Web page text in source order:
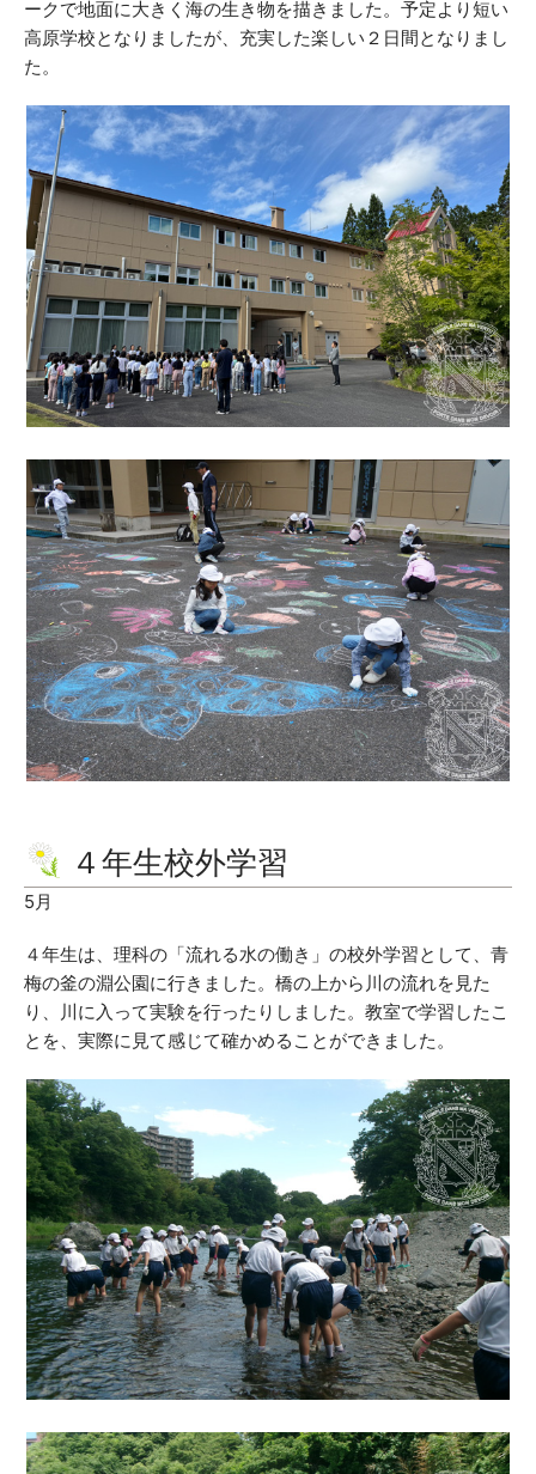
ークで地面に大きく海の生き物を描きました。予定より短い
高原学校となりましたが、充実した楽しい２日間となりまし
た。
４年生校外学習
5月
４年生は、理科の「流れる水の働き」の校外学習として、青
梅の釜の淵公園に行きました。橋の上から川の流れを見た
り、川に入って実験を行ったりしました。教室で学習したこ
とを、実際に見て感じて確かめることができました。